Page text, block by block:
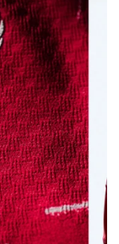
Arsenal,
rätt shop för dig.